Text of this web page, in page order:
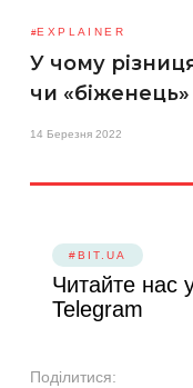
EXPLAINER
У чому
чи «біженець»
14 Березня 2022
#BIT.UA
Читайте нас
Telegram
Поділитися: